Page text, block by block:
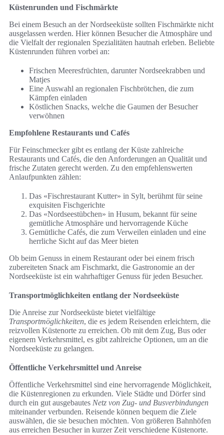
Küstenrunden und Fischmärkte
Bei einem Besuch an der Nordseeküste sollten Fischmärkte nicht
ausgelassen werden. Hier können Besucher die Atmosphäre und
die Vielfalt der regionalen Spezialitäten hautnah erleben. Beliebte
Küstenrunden führen vorbei an:
Frischen Meeresfrüchten, darunter Nordseekrabben und
Matjes
Eine Auswahl an regionalen Fischbrötchen, die zum
Kämpfen einladen
Köstlichen Snacks, welche die Gaumen der Besucher
verwöhnen
Empfohlene Restaurants und Cafés
Für Feinschmecker gibt es entlang der Küste zahlreiche
Restaurants und Cafés, die den Anforderungen an Qualität und
frische Zutaten gerecht werden. Zu den empfehlenswerten
Anlaufpunkten zählen:
Das «Fischrestaurant Kutter» in Sylt, berühmt für seine
exquisiten Fischgerichte
Das «Nordseestübchen» in Husum, bekannt für seine
gemütliche Atmosphäre und hervorragende Küche
Gemütliche Cafés, die zum Verweilen einladen und eine
herrliche Sicht auf das Meer bieten
Ob beim Genuss in einem Restaurant oder bei einem frisch
zubereiteten Snack am Fischmarkt, die Gastronomie an der
Nordseeküste ist ein wahrhaftiger Genuss für jeden Besucher.
Transportmöglichkeiten entlang der Nordseeküste
Die Anreise zur Nordseeküste bietet vielfältige
Transportmöglichkeiten, die es jedem Reisenden erleichtern, die
reizvollen Küstenorte zu erreichen. Ob mit dem Zug, Bus oder
eigenem Verkehrsmittel, es gibt zahlreiche Optionen, um an die
Nordseeküste zu gelangen.
Öffentliche Verkehrsmittel und Anreise
Öffentliche Verkehrsmittel sind eine hervorragende Möglichkeit,
die Küstenregionen zu erkunden. Viele Städte und Dörfer sind
durch ein gut ausgebautes Netz von Zug- und Busverbindungen
miteinander verbunden. Reisende können bequem die Ziele
auswählen, die sie besuchen möchten. Von größeren Bahnhöfen
aus erreichen Besucher in kurzer Zeit verschiedene Küstenorte.